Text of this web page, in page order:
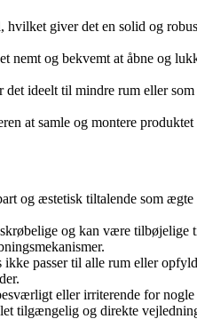
hvilket giver det en solid og
og bekvemt at åbne og
ideelt til mindre rum eller
at samle og montere
og æstetisk tiltalende som
og kan være
passer til alle rum eller
eller irriterende for
tilgængelig og direkte